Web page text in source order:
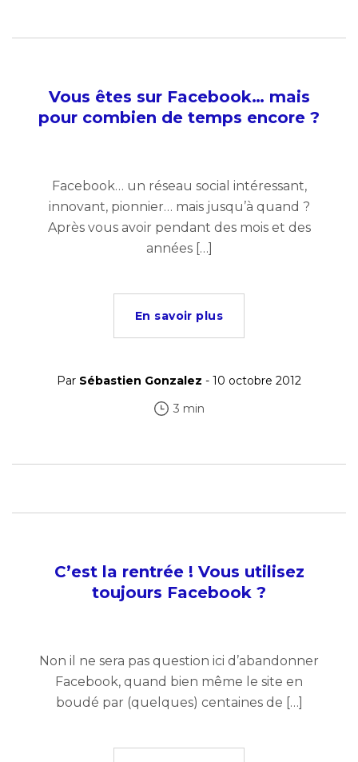
Vous êtes sur Facebook… mais
pour combien de temps encore ?
Facebook… un réseau social intéressant,
innovant, pionnier… mais jusqu’à quand ?
Après vous avoir pendant des mois et des
années […]
En savoir plus
Par Sébastien Gonzalez - 10 octobre 2012
3 min
C’est la rentrée ! Vous utilisez
toujours Facebook ?
Non il ne sera pas question ici d’abandonner
Facebook, quand bien même le site en
boudé par (quelques) centaines de […]